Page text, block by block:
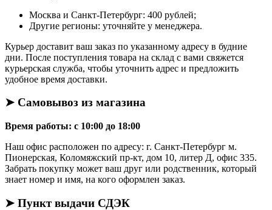
Москва и Санкт-Петербург: 400 рублей;
Другие регионы: уточняйте у менеджера.
Курьер доставит ваш заказ по указанному адресу в будние
дни. После поступления товара на склад с вами свяжется
курьерская служба, чтобы уточнить адрес и предложить
удобное время доставки.
➤ Самовывоз из магазина
Время работы: с 10:00 до 18:00
Наш офис расположен по адресу: г. Санкт-Петербург м.
Пионерская, Коломяжский пр-кт, дом 10, литер Д, офис 335.
Забрать покупку может ваш друг или родственник, который
знает номер и имя, на кого оформлен заказ.
➤ Пункт выдачи СДЭК